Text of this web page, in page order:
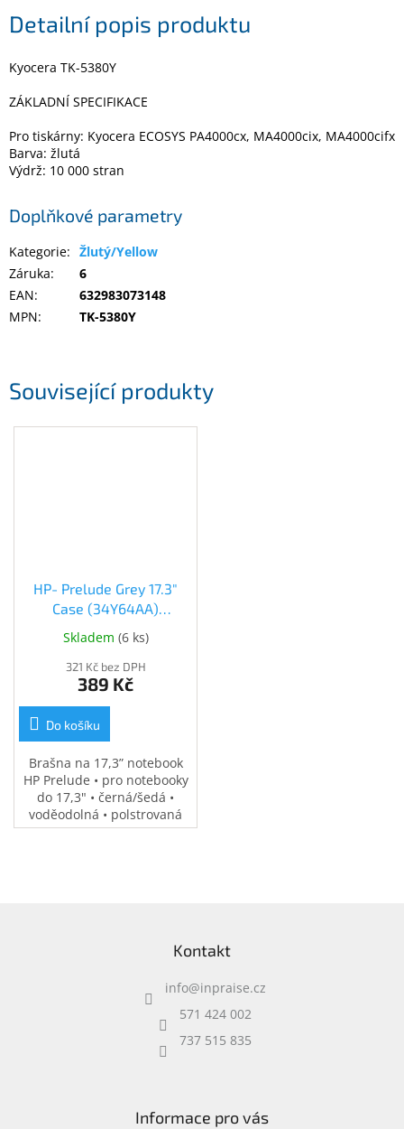
Velké
spotřebiče
Počítače
a
notebooky
Elektronika
%
Black
Friday
VÝPRODEJ
zboží
TONERY
MILESIGHT
Doprodej
Přihlášení
Související produkty
HP- Prelude Grey 17.3"
Case (34Y64AA)
(34Y64AA)
Skladem (6 ks)
321 Kč bez DPH
389 Kč
Do košíku
Brašna na 17,3” notebook
HP Prelude • pro notebooky
do 17,3" • černá/šedá •
voděodolná • polstrovaná
přihrádka na notebook •
Detailní popis produktu
Kyocera TK-5380Y
ZÁKLADNÍ SPECIFIKACE
Pro tiskárny: Kyocera ECOSYS PA4000cx, MA4000cix, MA4000cifx
Barva: žlutá
Výdrž: 10 000 stran
Doplňkové parametry
Kategorie: Žlutý/Yellow
Záruka:
6
EAN:
632983073148
MPN: TK-5380Y
Kontakt
info@inpraise.cz
571 424 002
737 515 835
Informace pro vás